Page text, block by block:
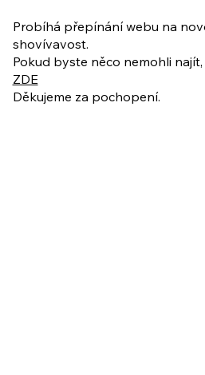
ukázkové lekce
Probíhá přepínání webu na
shovívavost.
Pokud byste něco nemohli
ZDE
Děkujeme za pochopení.